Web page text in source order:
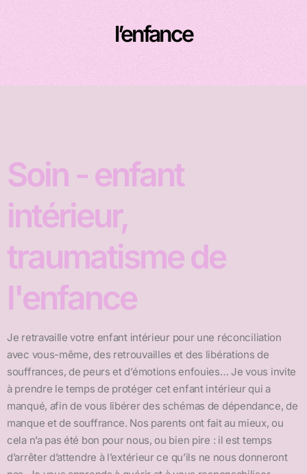
l’enfance
Soin - enfant
intérieur,
traumatisme de
l'enfance
Je retravaille votre enfant intérieur pour une réconciliation
avec vous-même, des retrouvailles et des libérations de
souffrances, de peurs et d’émotions enfouies… Je vous invite
à prendre le temps de protéger cet enfant intérieur qui a
manqué, afin de vous libérer des schémas de dépendance, de
manque et de souffrance. Nos parents ont fait au mieux, ou
cela n’a pas été bon pour nous, ou bien pire : il est temps
d’arrêter d’attendre à l’extérieur ce qu’ils ne nous donneront